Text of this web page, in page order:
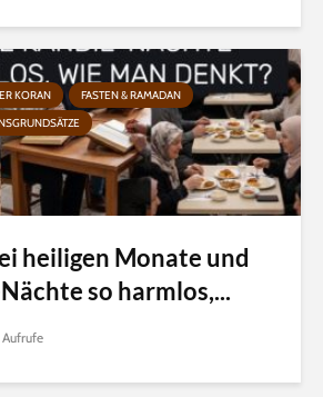
KORAN
FASTEN & RAMADAN
heiligen Monate und
so harmlos,...
Aufrufe